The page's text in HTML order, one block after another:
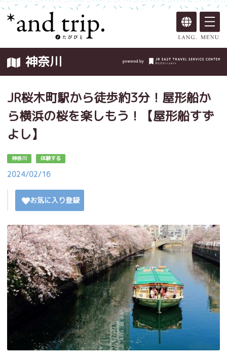
神奈川
JR桜木町駅から徒歩約3分！屋形船か
ら横浜の桜を楽しもう！【屋形船すず
よし】
神奈川 体験する
2024/02/16
お気に入り登録